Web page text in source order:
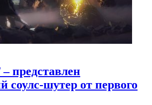
представлен
соулс-шутер от первого